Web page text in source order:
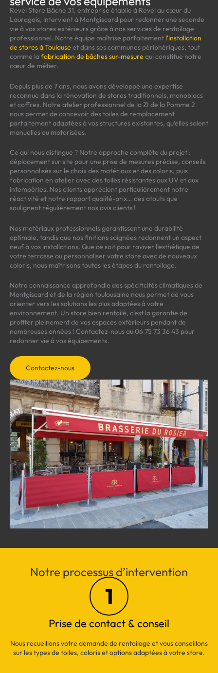
Revel Store Bâche 31, entreprise établie à Revel au cœur du
Lauragais, intervient à Montgiscard pour redonner une seconde
vie à vos stores extérieurs grâce à nos services de rentoilage
professionnel. Notre équipe maîtrise parfaitement l'installation
de stores à Toulouse et dans ses communes périphériques, tout
comme la fabrication de bâches sur-mesure qui constitue notre
cœur de métier.
Depuis plus de 7 ans, nous avons développé une expertise
reconnue dans la rénovation de stores traditionnels, monoblocs
et coffres. Notre atelier professionnel de la ZI de la Pomme 2
nous permet de concevoir des toiles de remplacement
parfaitement adaptées à vos structures existantes, qu’elles soient
manuelles ou motorisées.
Ce qui nous distingue ? Notre approche complète du projet :
déplacement sur site pour une prise de mesures précise, conseils
personnalisés sur le choix des matériaux et des coloris, puis
fabrication en atelier avec des toiles résistantes aux UV et aux
intempéries. Nos clients apprécient particulièrement notre
réactivité et notre rapport qualité-prix… des atouts que
soulignent régulièrement nos avis clients !
Nos matériaux professionnels garantissent une durabilité
optimale, tandis que nos finitions soignées redonnent un aspect
neuf à vos installations. Que ce soit pour raviver l’esthétique de
votre terrasse ou personnaliser votre store avec de nouveaux
coloris, nous maîtrisons toutes les étapes du rentoilage.
Notre connaissance approfondie des spécificités climatiques de
Montgiscard et de la région toulousaine nous permet de vous
orienter vers les solutions les plus adaptées à votre
environnement. Un store bien rentoilé, c’est la garantie de
profiter pleinement de vos espaces extérieurs pendant de
nombreuses années ! Contactez-nous au 06 75 73 36 43 pour
redonner vie à vos équipements.
Contactez-nous
Notre processus d’intervention
1
Prise de contact & conseil
Nous recueillons votre demande de rentoilage et vous conseillons
sur les types de toiles, coloris et options adaptées à votre store.